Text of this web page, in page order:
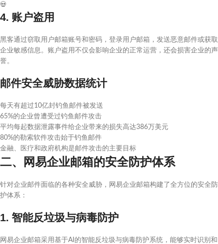
💀
4. 账户盗用
黑客通过窃取用户邮箱账号和密码，登录用户邮箱，发送恶意邮件或获取
企业敏感信息。账户盗用不仅会影响企业的正常运营，还会损害企业的声
誉。
邮件安全威胁数据统计
每天有超过10亿封钓鱼邮件被发送
65%的企业曾遭受过钓鱼邮件攻击
平均每起数据泄露事件给企业带来的损失高达386万美元
80%的勒索软件攻击始于钓鱼邮件
金融、医疗和政府机构是邮件攻击的主要目标
二、网易企业邮箱的安全防护体系
针对企业邮件面临的各种安全威胁，网易企业邮箱构建了全方位的安全防
护体系：
1. 智能反垃圾与病毒防护
网易企业邮箱采用基于AI的智能反垃圾与病毒防护系统，能够实时识别和